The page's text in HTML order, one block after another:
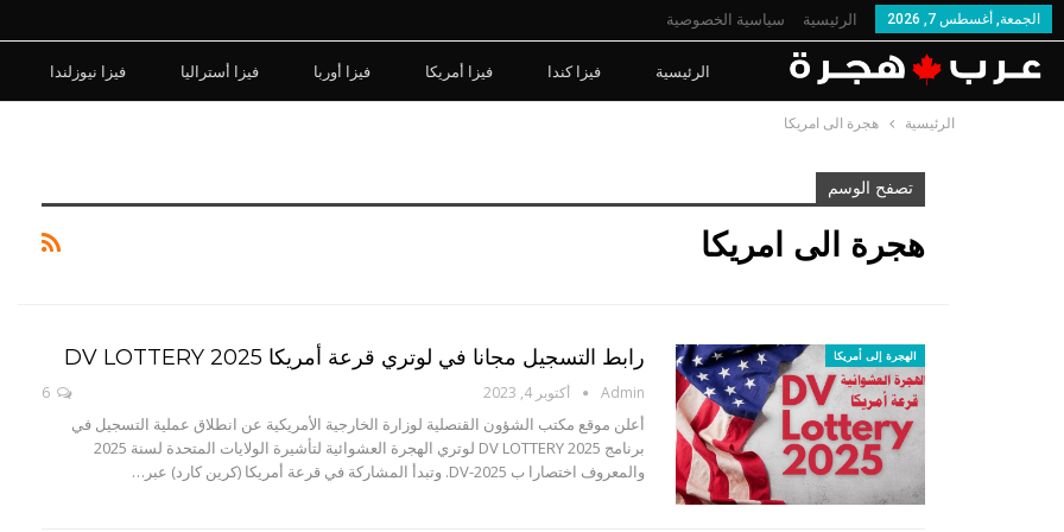
الجمعة, أغسطس 7, 2026 الرئيسية سياسية الخصوصية
الرئيسية فيزا كندا فيزا أمريكا فيزا أوربا فيزا أستراليا فيزا نيوزلندا
الرئيسية هجرة الى امريكا
تصفح الوسم
هجرة الى امريكا
الهجرة إلى أمريكا رابط التسجيل مجانا في لوتري قرعة أمريكا DV LOTTERY 2025
Admin أكتوبر 4, 2023 6
أعلن موقع مكتب الشؤون القنصلية لوزارة الخارجية الأمريكية عن انطلاق عملية التسجيل في
برنامج DV LOTTERY 2025 لوتري الهجرة العشوائية لتأشيرة الولايات المتحدة لسنة 2025
والمعروف اختصارا ب DV-2025. وتبدأ المشاركة في قرعة أمريكا (كرين كارد) عبر…